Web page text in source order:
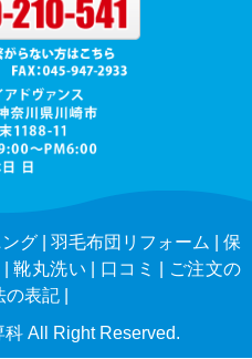
グ 羽毛布団リフォーム
保
|靴丸洗い 口コミ
ご注文の
の表記
All Right Reserved.